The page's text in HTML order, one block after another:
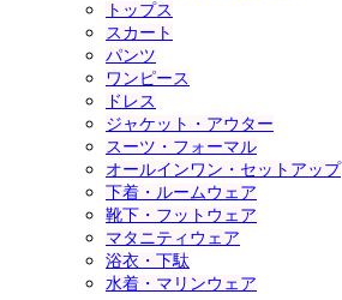
トップス
スカート
パンツ
ワンピース
ドレス
ジャケット・アウター
スーツ・フォーマル
オールインワン・セットアップ
下着・ルームウェア
靴下・フットウェア
マタニティウェア
浴衣・下駄
水着・マリンウェア